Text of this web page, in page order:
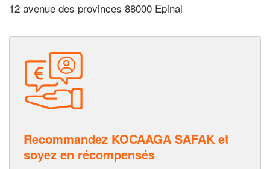
12 avenue des provinces 88000 Epinal
Recommandez KOCAAGA SAFAK et
soyez en récompensés